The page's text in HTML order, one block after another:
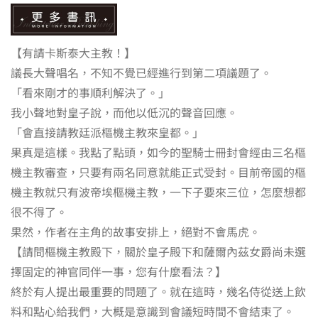
【有請卡斯泰大主教！】
議長大聲唱名，不知不覺已經進行到第二項議題了。
「看來剛才的事順利解決了。」
我小聲地對皇子說，而他以低沉的聲音回應。
「會直接請教廷派樞機主教來皇都。」
果真是這樣。我點了點頭，如今的聖騎士冊封會經由三名樞
機主教審查，只要有兩名同意就能正式受封。目前帝國的樞
機主教就只有波帝埃樞機主教，一下子要來三位，怎麼想都
很不得了。
果然，作者在主角的故事安排上，絕對不會馬虎。
【請問樞機主教殿下，關於皇子殿下和薩爾內茲女爵尚未選
擇固定的神官同伴一事，您有什麼看法？】
終於有人提出最重要的問題了。就在這時，幾名侍從送上飲
料和點心給我們，大概是意識到會議短時間不會結束了。